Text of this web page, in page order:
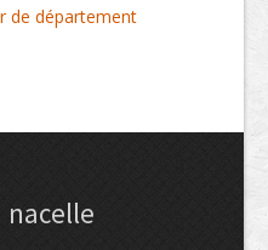
de département
nacelle